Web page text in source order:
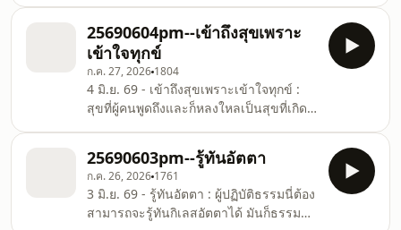
มาช่วยให้ใจสงบได้ แม้กายจะป่วยก็ตาม อัน
นี้คือสิ่งที่ควรจะเป็น แต่ความเป็นจริงคือว่าเ
แล้วไม่เห็นได้อะไรเลย อันนี้แสดงว่าเวลา
ทำ วางใจไม่ถูก ไปยึดติดถือมั่นกับผล พอไม่
ได้ผลอย่างที่ต้องการก็หงุดหงิดไม่พอใจหรือ
ท้อถอย เวลาทำก็ทำให้ดีที่สุด แต่อย่าไปยึด
มั่นในผล ปล่อยวางผลได้ยิ่งดี อย่างที่ภาษิต
จีนบอกว่า ความพยายามเป็นของมนุษย์
ความสำเร็จอยู่ที่ฟ้า อันนี้เป็นภาษิตที่ดีมาก
ถ้า
25690604pm--เข้าถึงสุขเพราะ
เข้าใจทุกข์
ก.ค. 27, 2026 1804
4 มิ.ย. 69 - เข้าถึงสุขเพราะเข้าใจทุกข์ :
สุขที่ผู้คนพูดถึงและก็หลงใหลเป็นสุขที่เกิด
ซึ่งล้วนแต่ไม่เที่ยงและไม่สมบูรณ์พร้อม
หรือว่าร้อน แต่ถ้าสุขที่เกิดจากการลดการ
ละ ที่เกิดจากการถอนความหลงไปได้
เป็นสุขที่ประเสริฐ แต่จะมาพบสุขแบบนี้ได้
ต้องเข้าใจเรื่องความทุกข์และเกี่ยวข้องกับ
25690603pm--รู้ทันอัตตา
ก.ค. 26, 2026 1761
3 มิ.ย. 69 - รู้ทันอัตตา : ผู้ปฏิบัติธรรมนี่ต้อง
สามารถจะรู้ทันกิเลสอัตตาได้ มันก็ธรรมดา